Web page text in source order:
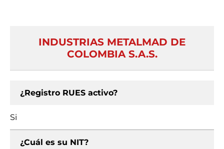
INDUSTRIAS METALMAD DE
COLOMBIA S.A.S.
¿Registro RUES activo?
Si
¿Cuál es su NIT?